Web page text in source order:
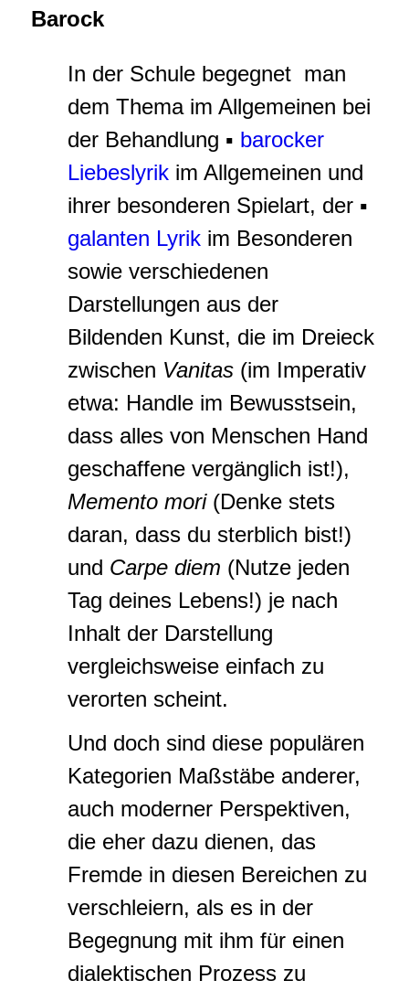
Barock
In der Schule begegnet man
dem Thema im Allgemeinen bei
der Behandlung ▪ barocker
Liebeslyrik im Allgemeinen und
ihrer besonderen Spielart, der ▪
galanten Lyrik im Besonderen
sowie verschiedenen
Darstellungen aus der
Bildenden Kunst, die im Dreieck
zwischen Vanitas (im Imperativ
etwa: Handle im Bewusstsein,
dass alles von Menschen Hand
geschaffene vergänglich ist!),
Memento mori(Denke stets
daran, dass du sterblich bist!)
und Carpe diem (Nutze jeden
Tag deines Lebens!) je nach
Inhalt der Darstellung
vergleichsweise einfach zu
verorten scheint.
Und doch sind diese populären
Kategorien Maßstäbe anderer,
auch moderner Perspektiven,
die eher dazu dienen, das
Fremde in diesen Bereichen zu
verschleiern, als es in der
Begegnung mit ihm für einen
dialektischen Prozess zu